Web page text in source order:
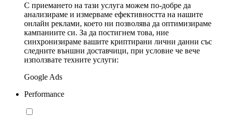
С приемането на тази услуга можем по-добре да
анализираме и измерваме ефективността на нашите
онлайн реклами, което ни позволява да оптимизираме
кампаниите си. За да постигнем това, ние
синхронизираме вашите криптирани лични данни със
следните външни доставчици, при условие че вече
използвате техните услуги:
Google Ads
Performance